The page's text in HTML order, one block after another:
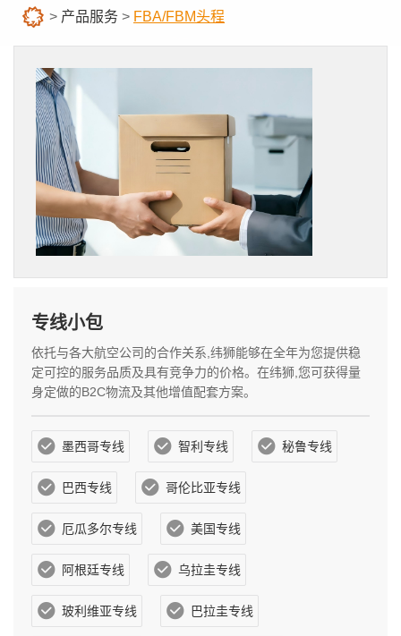
平台入驻
> 产品服务 > FBA/FBM头程
专线小包
依托与各大航空公司的合作关系,纬狮能够在全年为您提供稳
定可控的服务品质及具有竞争力的价格。在纬狮,您可获得量
身定做的B2C物流及其他增值配套方案。
墨西哥专线 智利专线 秘鲁专线
巴西专线 哥伦比亚专线
厄瓜多尔专线 美国专线
阿根廷专线 乌拉圭专线
玻利维亚专线 巴拉圭专线